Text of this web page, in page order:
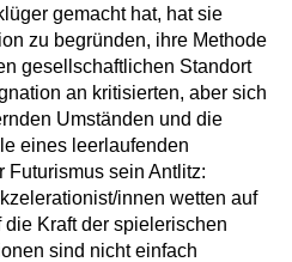
gemacht hat, hat sie
zu begründen, ihre Methode
gesellschaftlichen Standort
an kritisierten, aber sich
Umständen und die
eines leerlaufenden
Futurismus sein Antlitz:
innen wetten auf
Kraft der spielerischen
sind nicht einfach